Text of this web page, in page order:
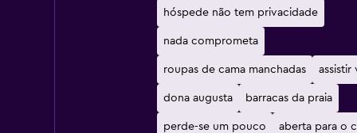
hóspede não tem privacidade
nada comprometa
roupas de cama manchadas assistir
dona augusta barracas da praia
perde-se um pouco aberta para o